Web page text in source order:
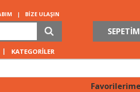
| BİZE ULAŞIN
| KATEGORİLER